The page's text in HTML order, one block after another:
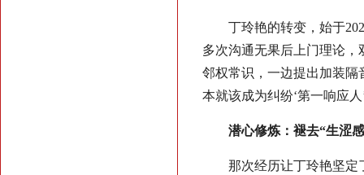
丁玲艳的转变，始于
多次沟通无果后上门理论
邻权常识，一边提出加装隔
本就该成为纠纷‘第一响应人
潜心修炼：褪去“生涩
那次经历让丁玲艳坚定